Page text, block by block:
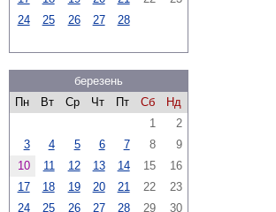
24
25 26 27 28
березень
Пн
Вт Ср Чт Пт Сб
Нд
1
2
3
4 5 6 7 8
9
10
11 12 13 14 15
16
17
18 19 20 21 22
23
24
25 26 27 28 29
30